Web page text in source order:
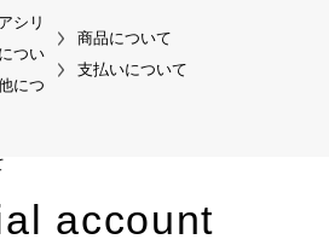
シリ
商品について
つい
支払いについて
につ
account